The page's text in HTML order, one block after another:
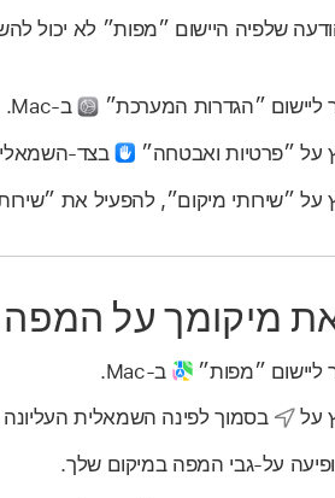
שלפיה היישום ״מפות״ לא יכול
ליישום ״הגדרות המערכת״
ב-Mac.
על ״פרטיות ואבטחה״
בצד‑השמאלי.
על ״שירותי מיקום״, להפעיל את
מיקומך על המפה
ליישום ״מפות״
ב-Mac.
על
בסמוך לפינה השמאלית
על‑גבי המפה במיקום שלך.